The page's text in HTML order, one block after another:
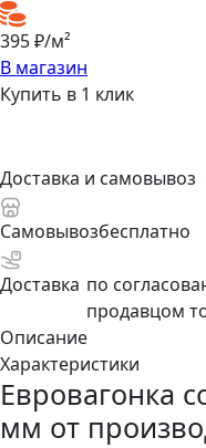
395 ₽/м²
В магазин
Купить в 1 клик
Доставка и самовывоз
Самовывозбесплатно
Доставка по
продавцом
Описание
Характеристики
Евровагонка
мм от